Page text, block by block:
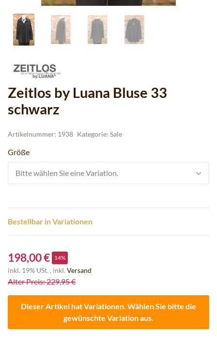
Zeitlos by Luana Bluse 33
schwarz
Artikelnummer: 1938 Kategorie: Sale
Größe
Bitte wählen Sie eine Variation.
Bestellbar in Variationen
198,00 € 14%
inkl. 19% USt. , inkl. Versand
Alter Preis: 229,95 €
Dieser Artikel hat Variationen. Wählen Sie bitte die
gewünschte Variation aus.